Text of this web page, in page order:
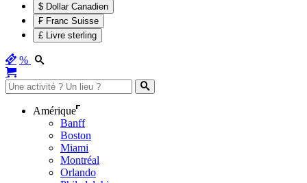
$ Dollar Canadien
₣ Franc Suisse
£ Livre sterling
%
Amérique
Banff
Boston
Miami
Montréal
Orlando